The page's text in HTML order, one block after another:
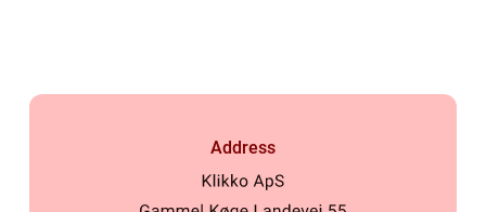
Address